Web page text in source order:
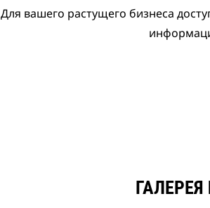
Для вашего растущего бизнеса